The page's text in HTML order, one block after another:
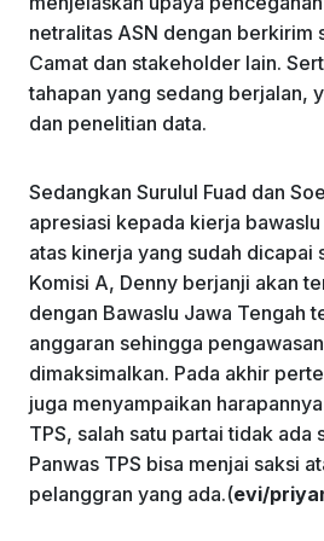
netralitas ASN dengan berkirim
Camat dan stakeholder lain.
tahapan yang sedang berjalan,
dan penelitian data.
Sedangkan Surulul Fuad dan
apresiasi kepada kierja
atas kinerja yang sudah dicapai
Komisi A, Denny berjanji akan
dengan Bawaslu Jawa Tengah
anggaran sehingga
dimaksimalkan. Pada akhir
juga menyampaikan
TPS, salah satu partai tidak ada
Panwas TPS bisa menjai saksi
pelanggran yang ada.(evi/